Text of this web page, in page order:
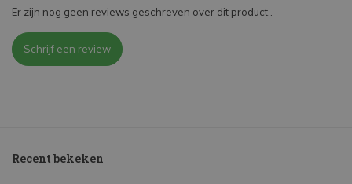
Er zijn nog geen reviews geschreven over dit product..
Schrijf een review
Recent bekeken